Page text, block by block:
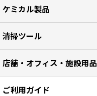
ケミカル製品
清掃ツール
店舗・オフィス・施設用品
ご利用ガイド